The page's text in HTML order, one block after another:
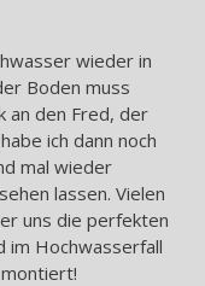
wieder in
Boden muss
an den Fred, der
ich dann noch
mal wieder
lassen. Vielen
uns die perfekten
im Hochwasserfall